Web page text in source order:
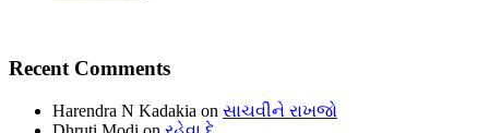
Recent Comments
Harendra N Kadakia on સાચવીને રાખજો